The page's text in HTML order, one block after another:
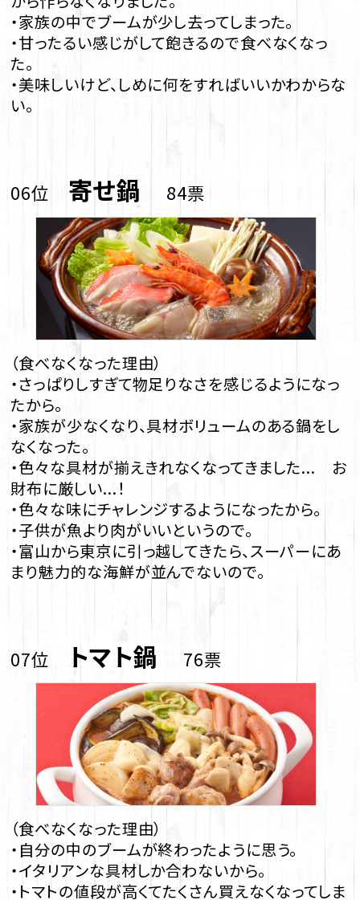
・家族の中でブームが少し去ってしまった。
・甘ったるい感じがして飽きるので食べなくなっ
た。
・美味しいけど、しめに何をすればいいかわからな
い。
06位 寄せ鍋 84票
（食べなくなった理由）
・さっぱりしすぎて物足りなさを感じるようになっ
たから。
・家族が少なくなり、具材ボリュームのある鍋をし
なくなった。
・色々な具材が揃えきれなくなってきました... お
財布に厳しい...！
・色々な味にチャレンジするようになったから。
・子供が魚より肉がいいというので。
・富山から東京に引っ越してきたら、スーパーにあ
まり魅力的な海鮮が並んでないので。
07位 トマト鍋 76票
（食べなくなった理由）
・自分の中のブームが終わったように思う。
・イタリアンな具材しか合わないから。
・トマトの値段が高くてたくさん買えなくなってしま